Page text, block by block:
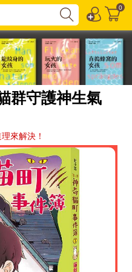
0
群守護神生氣
來解決！